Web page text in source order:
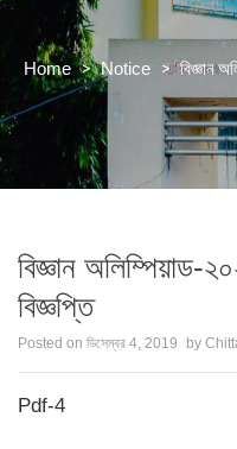
Home > Notice > বিজ্ঞান
বিজ্ঞান
বিজ্ঞপ্তি
Posted on ডিসেম্বর 4, 2019 by
Pdf-4